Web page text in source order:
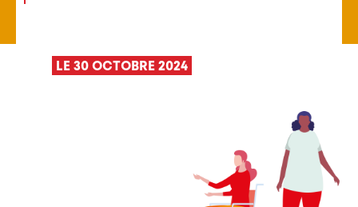
LE 30 OCTOBRE 2024